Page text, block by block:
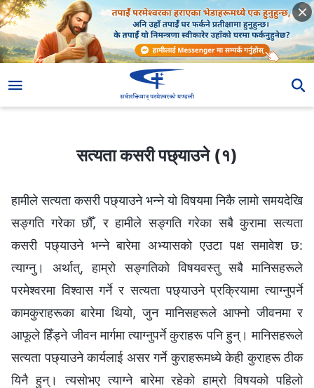
सत्यता कसरी पछ्याउने (१)
हामीले सत्यता कसरी पछ्याउने भन्‍ने यो विषयमा निकै लामो समयदेखि
सङ्गति गरेका छौँ, र हामीले सङ्गति गरेका सबै कुरामा सत्यता
कसरी पछ्याउने भन्‍ने बारेमा अभ्यासको एउटा पक्ष समावेश छ:
त्याग्‍नु। अर्थात्, हाम्रो सङ्गतिको विषयवस्तु सबै मानिसहरूले
परमेश्‍वरमा विश्‍वास गर्ने र सत्यता पछ्याउने प्रक्रियामा त्याग्‍नुपर्ने
कामकुराहरूका बारेमा थियो, जुन मानिसहरूले आफ्नो जीवनमा र
आफूले हिँड्ने जीवन मार्गमा त्याग्‍नुपर्ने कुराहरू पनि हुन्। मानिसहरूले
सत्यता पछ्याउने कार्यलाई असर गर्ने कुराहरूमध्ये केही कुराहरू ठीक
यिनै हुन्। त्यसोभए त्याग्‍ने बारेमा रहेको हाम्रो विषयको पहिलो